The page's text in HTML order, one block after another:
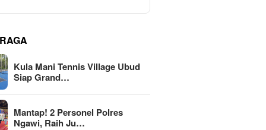
Kula Mani Tennis Village Ubud
Siap Grand…
Mantap! 2 Personel Polres
Ngawi, Raih Ju…